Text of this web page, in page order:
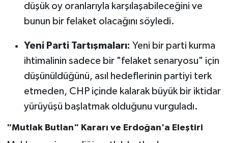
düşük oy oranlarıyla karşılaşabileceğini ve
bunun bir felaket olacağını söyledi.
Yeni Parti Tartışmaları: Yeni bir parti kurma
ihtimalinin sadece bir "felaket senaryosu" için
düşünüldüğünü, asıl hedeflerinin partiyi terk
etmeden, CHP içinde kalarak büyük bir iktidar
yürüyüşü başlatmak olduğunu vurguladı.
"Mutlak Butlan" Kararı ve Erdoğan'a Eleştiri